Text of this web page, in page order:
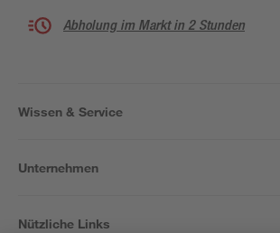
Abholung im Markt in 2 Stunden
Wissen & Service
Unternehmen
Nützliche Links